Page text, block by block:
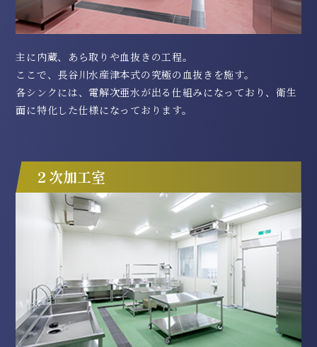
主に内蔵、あら取りや血抜きの工程。
ここで、長谷川水産津本式の究極の血抜きを施す。
各シンクには、電解次亜水が出る仕組みになっており、衛生
面に特化した仕様になっております。
２次加工室